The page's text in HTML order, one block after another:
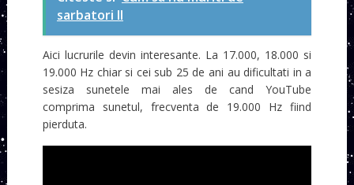
sarbatori II
Aici lucrurile devin interesante. La 17.000, 18.000 si
19.000 Hz chiar si cei sub 25 de ani au dificultati in a
sesiza sunetele mai ales de cand YouTube
comprima sunetul, frecventa de 19.000 Hz fiind
pierduta.